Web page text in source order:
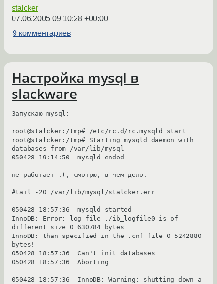
stalcker
07.06.2005 09:10:28 +00:00
9 комментариев
Настройка mysql в
slackware
Запускаю mysql:
root@stalcker:/tmp# /etc/rc.d/rc.mysqld start
root@stalcker:/tmp# Starting mysqld daemon with
databases from /var/lib/mysql
050428 19:14:50  mysqld ended
не работает :(, смотрю, в чем дело:
#tail -20 /var/lib/mysql/stalcker.err
050428 18:57:36  mysqld started
InnoDB: Error: log file ./ib_logfile0 is of
different size 0 630784 bytes
InnoDB: than specified in the .cnf file 0 5242880
bytes!
050428 18:57:36  Can't init databases
050428 18:57:36  Aborting
050428 18:57:36  InnoDB: Warning: shutting down a